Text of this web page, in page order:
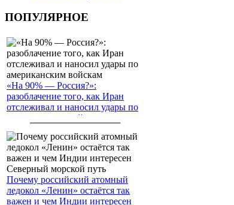
ПОПУЛЯРНОЕ
«На 90% — Россия?»:
разоблачение того, как Иран
отслеживал и наносил удары по
американским войскам
Почему российский атомный
ледокол «Ленин» остаётся так
важен и чем Индии интересен